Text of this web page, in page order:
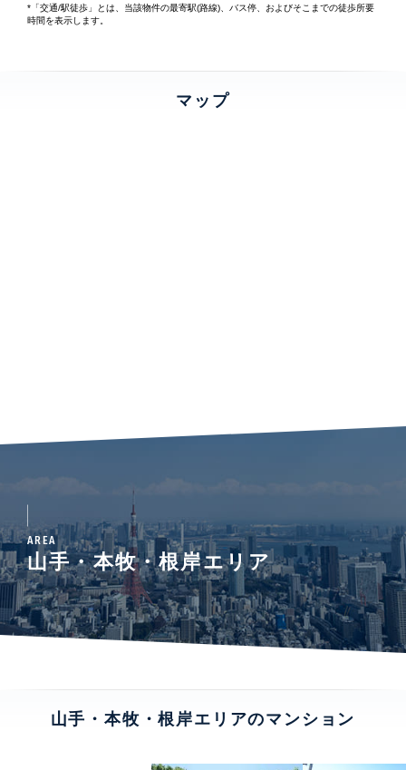
*「交通/駅徒歩」とは、当該物件の最寄駅(路線)、バス停、およびそこまでの徒歩所要
時間を表示します。
マップ
AREA
山手・本牧・根岸エリア
山手・本牧・根岸エリアのマンション